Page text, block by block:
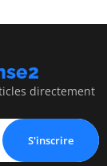
directement
S'inscrire